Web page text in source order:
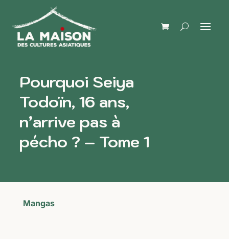
Pourquoi Seiya
Todoïn, 16 ans,
n’arrive pas à
pécho ? – Tome 1
Mangas